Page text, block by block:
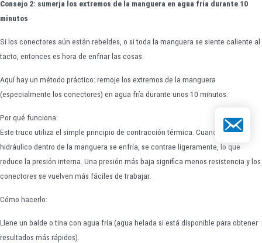
Consejo 2: sumerja los extremos de la manguera en agua fría durante 10
minutos
Si los conectores aún están rebeldes, o si toda la manguera se siente caliente al
tacto, entonces es hora de enfriar las cosas.
Aquí hay un método práctico: remoje los extremos de la manguera
(especialmente los conectores) en agua fría durante unos 10 minutos.
Por qué funciona:
Este truco utiliza el simple principio de contracción térmica. Cuando el aceite
hidráulico dentro de la manguera se enfría, se contrae ligeramente, lo que
reduce la presión interna. Una presión más baja significa menos resistencia y los
conectores se vuelven más fáciles de trabajar.
Cómo hacerlo:
Llene un balde o tina con agua fría (agua helada si está disponible para obtener
resultados más rápidos).
Correo